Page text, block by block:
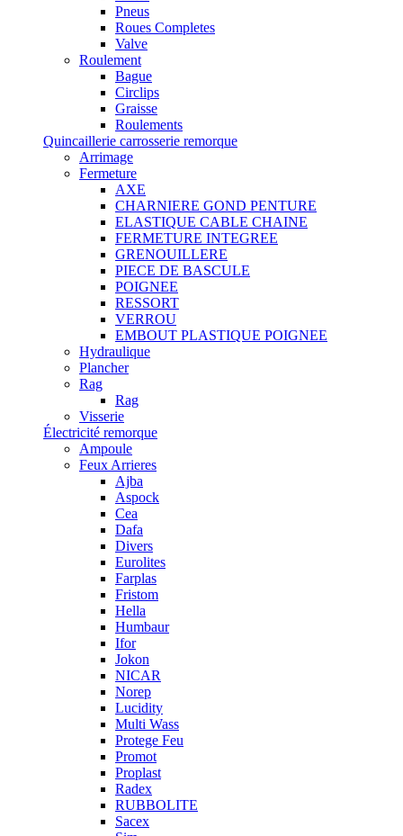
Pneus
Roues Completes
Valve
Roulement
Bague
Circlips
Graisse
Roulements
Quincaillerie carrosserie remorque
Arrimage
Fermeture
AXE
CHARNIERE GOND PENTURE
ELASTIQUE CABLE CHAINE
FERMETURE INTEGREE
GRENOUILLERE
PIECE DE BASCULE
POIGNEE
RESSORT
VERROU
EMBOUT PLASTIQUE POIGNEE
Hydraulique
Plancher
Rag
Rag
Visserie
Électricité remorque
Ampoule
Feux Arrieres
Ajba
Aspock
Cea
Dafa
Divers
Eurolites
Farplas
Fristom
Hella
Humbaur
Ifor
Jokon
NICAR
Norep
Lucidity
Multi Wass
Protege Feu
Promot
Proplast
Radex
RUBBOLITE
Sacex